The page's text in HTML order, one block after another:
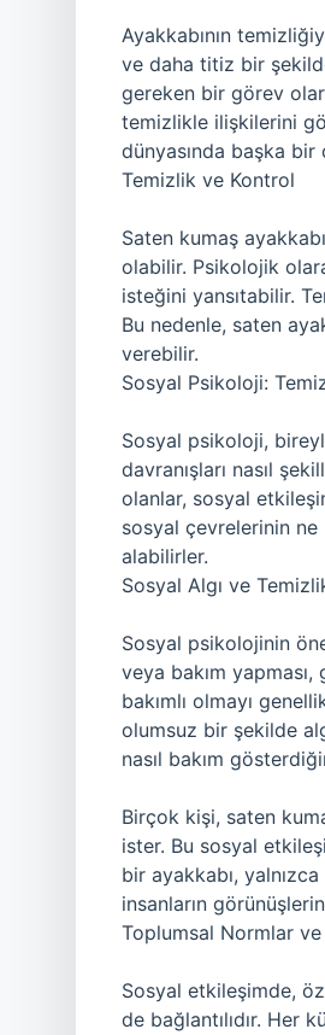
Ayakkabının
ve daha titiz bir
gereken bir görev
temizlikle ilişkilerini
dünyasında başka bir
Temizlik ve Kontrol
Saten kumaş
olabilir. Psikolojik
isteğini yansıtabilir.
Bu nedenle, saten
verebilir.
Sosyal Psikoloji:
Sosyal psikoloji,
davranışları nasıl
olanlar, sosyal
sosyal çevrelerinin
alabilirler.
Sosyal Algı ve
Sosyal psikolojinin
veya bakım
bakımlı olmayı
olumsuz bir şekilde
nasıl bakım
Birçok kişi, saten
ister. Bu sosyal
bir ayakkabı,
insanların
Toplumsal Normlar
Sosyal etkileşimde,
de bağlantılıdır. Her